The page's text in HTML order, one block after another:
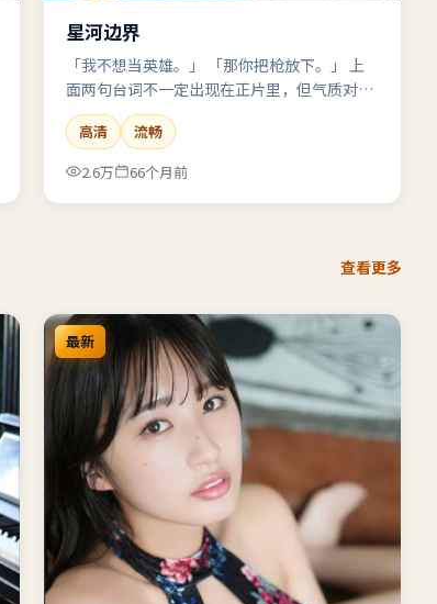
星河边界
「我不想当英雄。」 「那你把枪放下。」 上
面两句台词不一定出现在正片里，但气质对上
了。美国班底，2021年拍的那种味道。
高清
流畅
2.6万
66个月前
查看更多
最新